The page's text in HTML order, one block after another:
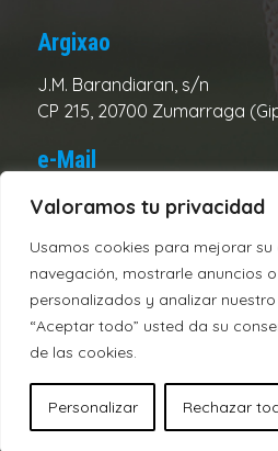
Valoramos tu privacidad
Usamos cookies para mejorar su
navegación, mostrarle anuncios
personalizados y analizar
“Aceptar todo” usted da su
de las cookies.
Personalizar Rechazar
Argixao
J.M. Barandiaran, s/n
CP 215, 20700 Zumarraga
e-Mail
Club:urolake@urolake.eus
Telefonos
Campo:943720312
Oficina:943721928